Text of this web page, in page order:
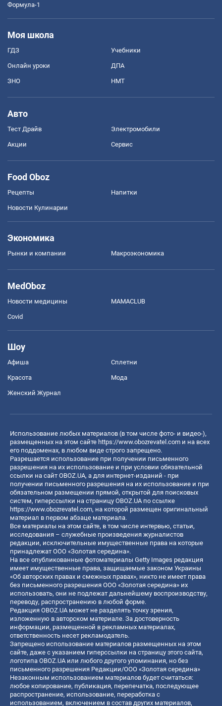
Формула-1
Моя школа
ГДЗ Учебники
Онлайн уроки ДПА
ЗНО НМТ
Авто
Тест Драйв Электромобили
Акции Сервис
Food Oboz
Рецепты Напитки
Новости Кулинарии
Экономика
Рынки и компании Mакроэкономика
MedOboz
Новости медицины MAMACLUB
Covid
Шоу
Афиша Сплетни
Красота Мода
Женский Журнал
Использование любых материалов (в том числе фото- и видео-),
размещенных на этом сайте https://www.obozrevatel.com и на всех
его поддоменах, в любом виде строго запрещено.
Разрешается использование при получении письменного
разрешения на их использование и при условии обязательной
ссылки на сайт OBOZ.UA, а для интернет-изданий - при
получении письменного разрешения на их использование и при
обязательном размещении прямой, открытой для поисковых
систем, гиперссылки на страницу OBOZ.UA по ссылке
https://www.obozrevatel.com, на которой размещен оригинальный
материал в первом абзаце материала.
Все материалы на этом сайте, в том числе интервью, статьи,
исследования – служебные произведения журналистов
редакции, исключительные имущественные права на которые
принадлежат ООО «Золотая середина».
На все опубликованные фотоматериалы Getty Images редакция
имеет имущественные права, защищаемые законом Украины
«Об авторских правах и смежных правах», никто не имеет права
без письменного разрешения ООО «Золотая середина» их
использовать, они не подлежат дальнейшему воспроизводству,
переводу, распространению в любой форме.
Редакция OBOZ.UA может не разделять точку зрения,
изложенную в авторском материале. За достоверность
информации, размещенной в рекламных материалах,
ответственность несет рекламодатель.
Запрещено использование материалов размещенных на этом
сайте, даже с указанием гиперссылки на страницу этого сайта,
логотипа OBOZ.UA или любого другого упоминания, но без
письменного разрешения Редакции/ООО «Золотая середина»
Незаконным использованием материалов будет считаться:
любое копирование, публикация, перепечатка, последующее
распространение, использование, переработка с
использованием, включением в состав других материалов,